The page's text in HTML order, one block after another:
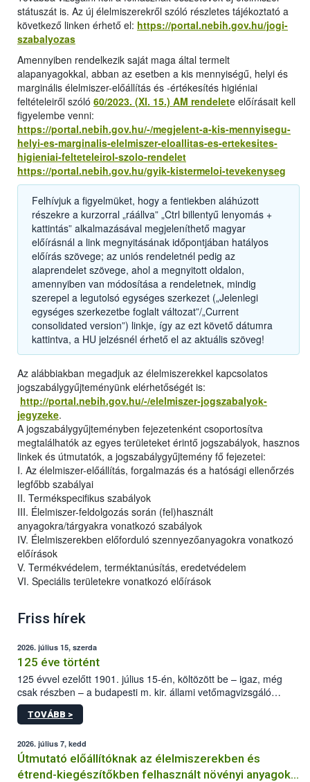
státuszát is. Az új élelmiszerekről szóló részletes tájékoztató a
következő linken érhető el: https://portal.nebih.gov.hu/jogi-
szabalyozas
Amennyiben rendelkezik saját maga által termelt
alapanyagokkal, abban az esetben a kis mennyiségű, helyi és
marginális élelmiszer-előállítás és -értékesítés higiéniai
feltételeiről szóló 60/2023. (XI. 15.) AM rendelete előírásait kell
figyelembe venni:
https://portal.nebih.gov.hu/-/megjelent-a-kis-mennyisegu-
helyi-es-marginalis-elelmiszer-eloallitas-es-ertekesites-
higieniai-felteteleirol-szolo-rendelet
https://portal.nebih.gov.hu/gyik-kistermeloi-tevekenyseg
Felhívjuk a figyelmüket, hogy a fentiekben aláhúzott
részekre a kurzorral „ráállva” „Ctrl billentyű lenyomás +
kattintás” alkalmazásával megjeleníthető magyar
előírásnál a link megnyitásának időpontjában hatályos
előírás szövege; az uniós rendeletnél pedig az
alaprendelet szövege, ahol a megnyitott oldalon,
amennyiben van módosítása a rendeletnek, mindig
szerepel a legutolsó egységes szerkezet („Jelenlegi
egységes szerkezetbe foglalt változat”/„Current
consolidated version”) linkje, így az ezt követő dátumra
kattintva, a HU jelzésnél érhető el az aktuális szöveg!
Az alábbiakban megadjuk az élelmiszerekkel kapcsolatos
jogszabálygyűjteményünk elérhetőségét is:
http://portal.nebih.gov.hu/-/elelmiszer-jogszabalyok-
jegyzeke.
A jogszabálygyűjteményben fejezetenként csoportosítva
megtalálhatók az egyes területeket érintő jogszabályok, hasznos
linkek és útmutatók, a jogszabálygyűjtemény fő fejezetei:
I. Az élelmiszer-előállítás, forgalmazás és a hatósági ellenőrzés
legfőbb szabályai
II. Termékspecifikus szabályok
III. Élelmiszer-feldolgozás során (fel)használt
anyagokra/tárgyakra vonatkozó szabályok
IV. Élelmiszerekben előforduló szennyezőanyagokra vonatkozó
előírások
V. Termékvédelem, terméktanúsítás, eredetvédelem
VI. Speciális területekre vonatkozó előírások
Friss hírek
2026. július 15, szerda
125 éve történt
125 évvel ezelőtt 1901. július 15-én, költözött be – igaz, még
csak részben – a budapesti m. kir. állami vetőmagvizsgáló
állomás a Kis Rókus utca 15. szám alatti, Czigler Győző által
tervezett új épületébe.
TOVÁBB >
2026. július 7, kedd
Útmutató előállítóknak az élelmiszerekben és
étrend-kiegészítőkben felhasznált növényi anyagok,